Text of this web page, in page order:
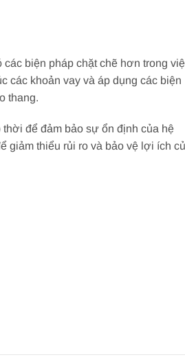
biện pháp chặt chẽ hơn trong
các khoản vay và áp dụng các biện
thang.
để đảm bảo sự ổn định của hệ
giảm thiểu rủi ro và bảo vệ lợi ích